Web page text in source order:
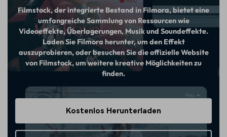
Filmstock, der integrierte Bestand in Filmora, bietet eine
umfangreiche Sammlung von Ressourcen wie
Videoeffekte, Überlagerungen, Musik und Soundeffekte.
Laden Sie Filmora herunter, um den Effekt
auszuprobieren, oder besuchen Sie die offizielle Website
von Filmstock, um weitere kreative Möglichkeiten zu
finden.
Kostenlos Herunterladen